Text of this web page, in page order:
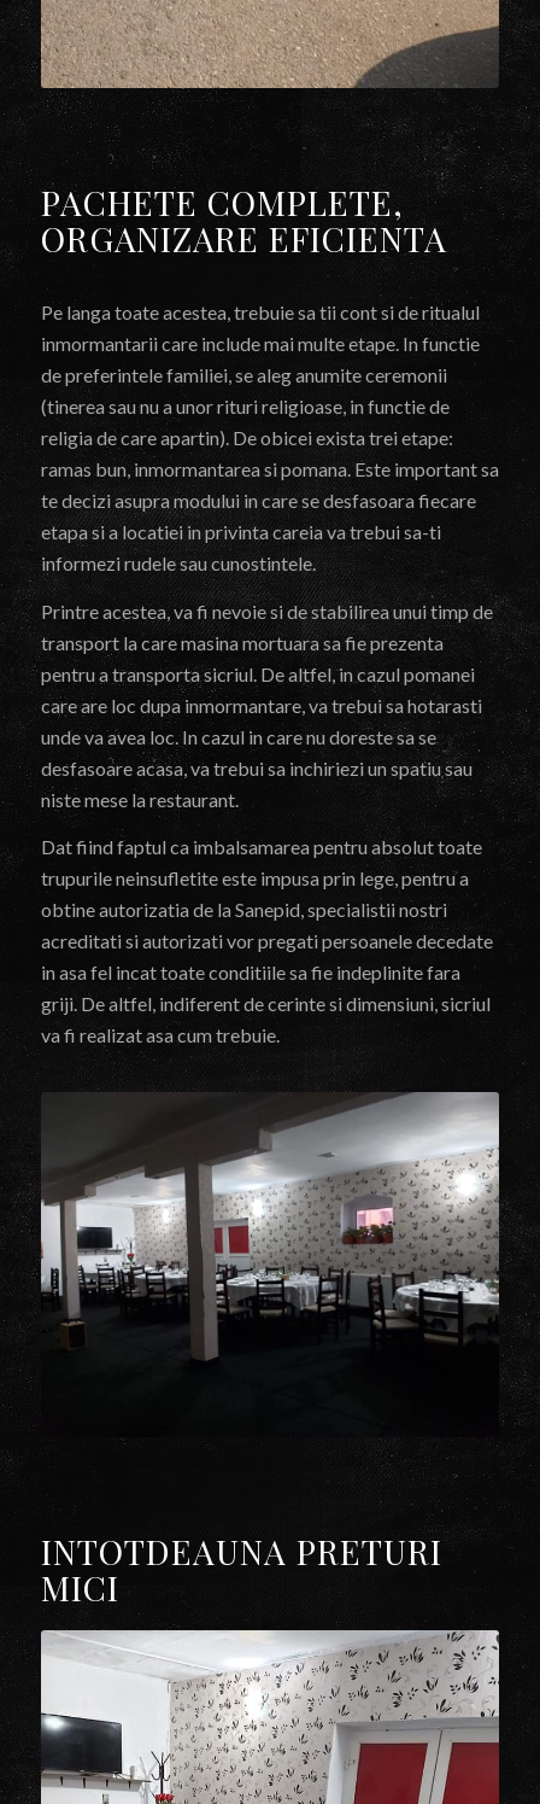
PACHETE COMPLETE,
ORGANIZARE EFICIENTA
Pe langa toate acestea, trebuie sa tii cont si de ritualul
inmormantarii care include mai multe etape. In functie
de preferintele familiei, se aleg anumite ceremonii
(tinerea sau nu a unor rituri religioase, in functie de
religia de care apartin). De obicei exista trei etape:
ramas bun, inmormantarea si pomana. Este important sa
te decizi asupra modului in care se desfasoara fiecare
etapa si a locatiei in privinta careia va trebui sa-ti
informezi rudele sau cunostintele.
Printre acestea, va fi nevoie si de stabilirea unui timp de
transport la care masina mortuara sa fie prezenta
pentru a transporta sicriul. De altfel, in cazul pomanei
care are loc dupa inmormantare, va trebui sa hotarasti
unde va avea loc. In cazul in care nu doreste sa se
desfasoare acasa, va trebui sa inchiriezi un spatiu sau
niste mese la restaurant.
Dat fiind faptul ca imbalsamarea pentru absolut toate
trupurile neinsufletite este impusa prin lege, pentru a
obtine autorizatia de la Sanepid, specialistii nostri
acreditati si autorizati vor pregati persoanele decedate
in asa fel incat toate conditiile sa fie indeplinite fara
griji. De altfel, indiferent de cerinte si dimensiuni, sicriul
va fi realizat asa cum trebuie.
INTOTDEAUNA PRETURI
MICI